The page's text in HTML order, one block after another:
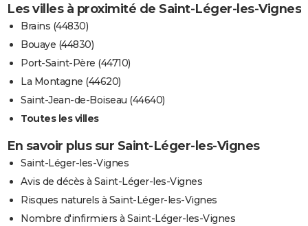
Les villes à proximité de Saint-Léger-les-Vignes
Brains (44830)
Bouaye (44830)
Port-Saint-Père (44710)
La Montagne (44620)
Saint-Jean-de-Boiseau (44640)
Toutes les villes
En savoir plus sur Saint-Léger-les-Vignes
Saint-Léger-les-Vignes
Avis de décès à Saint-Léger-les-Vignes
Risques naturels à Saint-Léger-les-Vignes
Nombre d'infirmiers à Saint-Léger-les-Vignes